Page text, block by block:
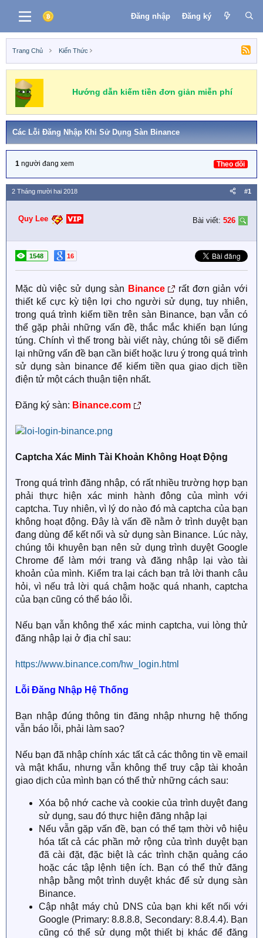
Đăng nhập Đăng ký
Trang Chủ Kiến Thức
Hướng dẫn kiếm tiền đơn giản miễn phí
Các Lỗi Đăng Nhập Khi Sử Dụng Sàn Binance
1 người đang xem Theo dõi
2 Tháng mười hai 2018 #1
Quy Lee Bài viết: 526
1548 16
Mặc dù việc sử dụng sàn Binance
rất đơn giản với
thiết kế cực kỳ tiện lợi cho người sử dụng, tuy nhiên,
trong quá trình kiếm tiền trên sàn Binance, bạn vẫn có
thể gặp phải những vấn đề, thắc mắc khiến bạn lúng
túng. Chính vì thế trong bài viết này, chúng tôi sẽ điểm
lại những vấn đề bạn cần biết hoặc lưu ý trong quá trình
sử dụng sàn binance để kiếm tiền qua giao dịch tiền
điện tử một cách thuận tiện nhất.
Đăng ký sàn: Binance.com
Captcha Xác Minh Tài Khoản Không Hoạt Động
Trong quá trình đăng nhập, có rất nhiều trường hợp bạn
phải thực hiện xác minh hành đông của mình với
captcha. Tuy nhiên, vì lý do nào đó mà captcha của bạn
không hoạt động. Đây là vấn đề nằm ở trình duyệt bạn
đang dùng để kết nối và sử dụng sàn Binance. Lúc này,
chúng tôi khuyên bạn nên sử dụng trình duyệt Google
Chrome để làm mới trang và đăng nhập lại vào tài
khoản của mình. Kiểm tra lại cách bạn trả lời thanh câu
hỏi, vì nếu trả lời quá chậm hoặc quá nhanh, captcha
của bạn cũng có thể báo lỗi.
Nếu bạn vẫn không thể xác minh captcha, vui lòng thử
đăng nhập lại ở địa chỉ sau:
https://www.binance.com/hw_login.html
Lỗi Đăng Nhập Hệ Thống
Bạn nhập đúng thông tin đăng nhập nhưng hệ thống
vẫn báo lỗi, phải làm sao?
Nếu bạn đã nhập chính xác tất cả các thông tin về email
và mật khẩu, nhưng vẫn không thể truy cập tài khoản
giao dịch của mình bạn có thể thử những cách sau:
Xóa bộ nhớ cache và cookie của trình duyệt đang
sử dụng, sau đó thực hiện đăng nhập lại
Nếu vẫn gặp vấn đề, bạn có thể tạm thời vô hiệu
hóa tất cả các phần mở rộng của trình duyệt bạn
đã cài đặt, đặc biệt là các trình chặn quảng cáo
hoặc các tập lệnh tiện ích. Bạn có thể thử đăng
nhập bằng một trình duyệt khác để sử dụng sàn
Binance.
Cập nhật máy chủ DNS của bạn khi kết nối với
Google (Primary: 8.8.8.8, Secondary: 8.8.4.4). Bạn
cũng có thể sử dụng một thiết bị khác để đăng